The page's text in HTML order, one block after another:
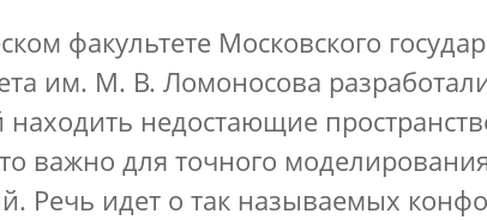
факультете Московского
им. М. В. Ломоносова
находить недостающие
важно для точного
Речь идет о так называемых